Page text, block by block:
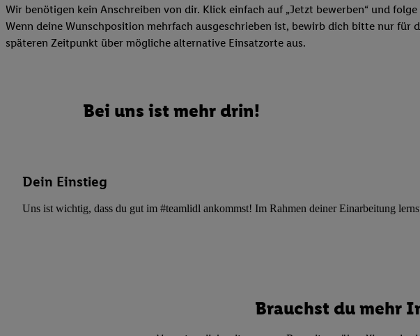
Wir benötigen kein Anschreiben von dir. Klick einfach auf „Jetzt bewerben“ und
Wenn deine Wunschposition mehrfach ausgeschrieben ist, bewirb dich bitte nur für
späteren Zeitpunkt über mögliche alternative Einsatzorte aus.
Bei uns ist mehr drin!
Dein Einstieg
Uns ist wichtig, dass du gut im #teamlidl ankommst! Im Rahmen deiner Einarbeitung
Brauchst du mehr
Ihre Einwilligung jederzeit mit Wirkung für
Datenschutzbestimmungen.Die Impressen
Verwendungszwecke oder Partner zulassen;
Verknüpfung verschiedener Endgeräte,
reduzierter Daten zur Auswahl von